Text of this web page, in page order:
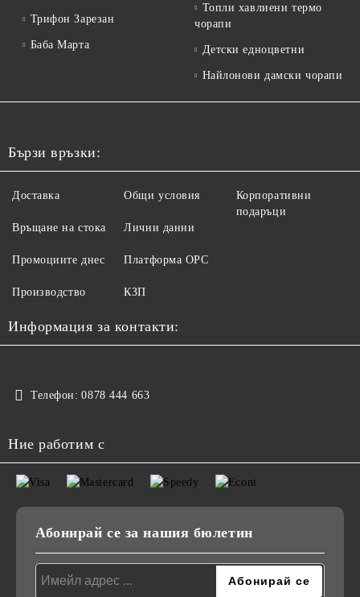
Трифон Зарезан
Баба Марта
Топли хавлиени термо
чорапи
Детски едноцветни
Найлонови дамски чорапи
Бързи връзки:
Доставка
Връщане на стока
Промоциите днес
Производство
Общи условия
Лични данни
Платформа ОРС
КЗП
Корпоративни
подаръци
Информация за контакти:
Телефон: 0878 444 663
Ние работим с
Абонирай се за нашия бюлетин